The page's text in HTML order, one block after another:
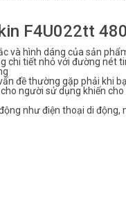
F4U022tt
và hình dáng của sản
chi tiết nhỏ với đường nét
đề thường gặp phải khi
người sử dụng khiến
như điện thoại di động,